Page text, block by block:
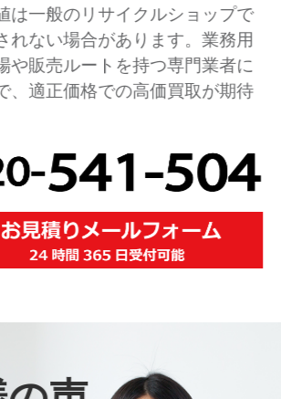
は一般のリサイクルショップで
れない場合があります。業務用
や販売ルートを持つ専門業者に
、適正価格での高価買取が期待